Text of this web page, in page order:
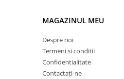
MAGAZINUL MEU
Despre noi
Termeni si conditii
Confidentialitate
Contactați-ne